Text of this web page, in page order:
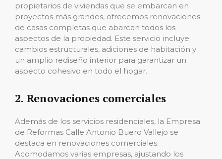
propietarios de viviendas que se embarcan en
proyectos más grandes, ofrecemos renovaciones
de casas completas que abarcan todos los
aspectos de la propiedad. Este servicio incluye
cambios estructurales, adiciones de habitación y
un amplio rediseño interior para garantizar un
aspecto cohesivo en todo el hogar.
2. Renovaciones comerciales
Además de los servicios residenciales, la Empresa
de Reformas Calle Antonio Buero Vallejo se
destaca en renovaciones comerciales.
Acomodamos varias empresas, ajustando los